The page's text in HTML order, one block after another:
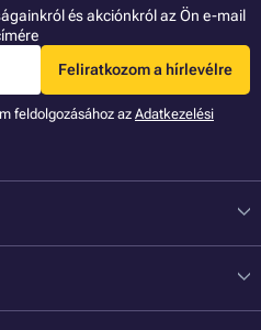
és akciónkról az Ön e-mail
Feliratkozom a hírlevélre
feldolgozásához az Adatkezelési